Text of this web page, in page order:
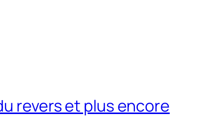
revers et plus encore